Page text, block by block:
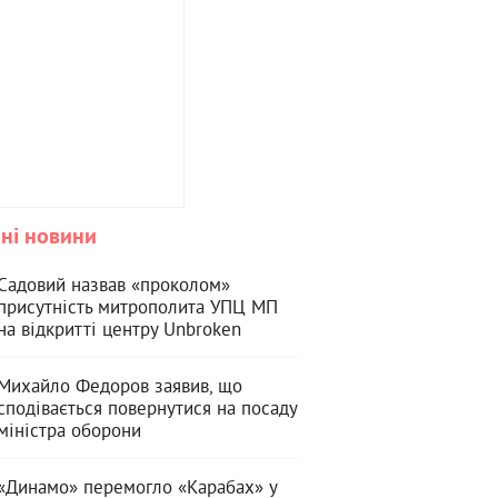
новини
назвав «проколом»
митрополита УПЦ МП
відкритті центру Unbroken
Федоров заявив, що
повернутися на посаду
оборони
перемогло «Карабах» у